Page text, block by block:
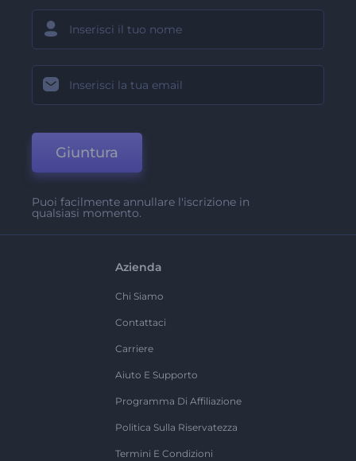
Giuntura
Puoi facilmente annullare l'iscrizione in
qualsiasi momento.
Azienda
Chi Siamo
Contattaci
Carriere
Aiuto E Supporto
Programma Di Affiliazione
Politica Sulla Riservatezza
Termini E Condizioni